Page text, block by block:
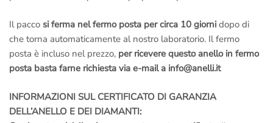
Il pacco si ferma nel fermo posta per circa 10 giorni dopo di
che torna automaticamente al nostro laboratorio. Il fermo
posta è incluso nel prezzo, per ricevere questo anello in fermo
posta basta farne richiesta via e-mail a info@anelli.it
INFORMAZIONI SUL CERTIFICATO DI GARANZIA
DELL’ANELLO E DEI DIAMANTI: